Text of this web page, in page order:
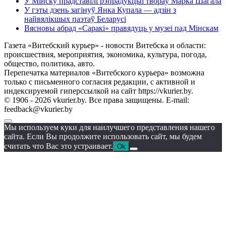
У гэты дзень загінуў Янка Купала — адзін з
найвялікшых паэтаў Беларусі
Вясновы абрад «Саракі» правядуць у музеі пад Мінскам
Газета «Витебский курьер» - новости Витебска и области:
происшествия, мероприятия, экономика, культура, погода,
общество, политика, авто.
Перепечатка материалов «Витебского курьера» возможна
только с письменного согласия редакции, с активной и
индексируемой гиперссылкой на сайт https://vkurier.by.
© 1906 - 2026 vkurier.by. Все права защищены. E-mail:
feedback@vkurier.by
Мы используем куки для наилучшего представления нашего
сайта. Если Вы продолжите использовать сайт, мы будем
считать что Вас это устраивает. Ok